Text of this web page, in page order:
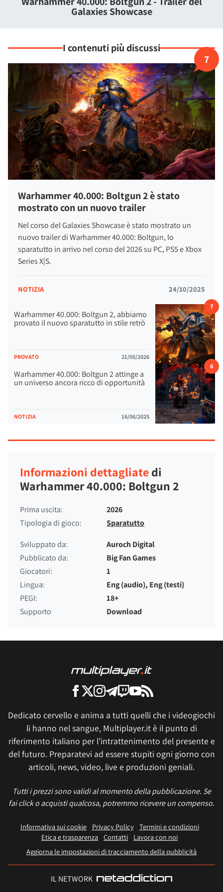
Juggernaut demoniaci, metteranno alla prova riflessi e
Galaxies Showcase
I contenuti più discussi
Warhammer 40.000: Boltgun 2 è stato
mostrato con un nuovo trailer
Nel corso del Galaxies Showcase è stato mostrato un
nuovo trailer di Warhammer 40.000: Boltgun, lo
sparatutto in arrivo nel corso del 2026 su PC, PS5 e Xbox
Series X|S.
NOTIZIA 24/10/2025
7
Warhammer 40.000: Boltgun 2, abbiamo
provato il nuovo sparatutto in stile retrò
PROVATO 21/05/2026
7
Warhammer 40.000: Boltgun 2 attinge a
un universo ancora ricco di opportunità
NOTIZIA 16/06/2025
6
Informazioni dettagliatedi
Warhammer 40.000: Boltgun 2
Prima uscita:
2026
Tipologia di gioco:
Sparatutto
Sviluppato da:
Auroch Digital
Pubblicato da:
Big Fan Games
Giocatori:
1
Lingua:
Eng (audio), Eng (testi)
PEGI:
18+
Supporto
Download
Dedicato cervello e anima a tutti quelli che i videogiochi
li hanno nel sangue, Multiplayer.it è il punto di
riferimento italiano per l'intrattenimento del presente e
del futuro. Preparatevi ad essere stupiti ogni giorno con
articoli, news, video, live e produzioni geniali.
Tutti i prezzi sono validi al momento della pubblicazione. Se
fai click o acquisti qualcosa, potremmo ricevere un compenso.
Informativa sui cookie Privacy Policy
Termini e condizioni
Etica e trasparenza Contatti
Lavora con noi
Aggiorna le impostazioni di tracciamento della pubblicità
IL NETWORK